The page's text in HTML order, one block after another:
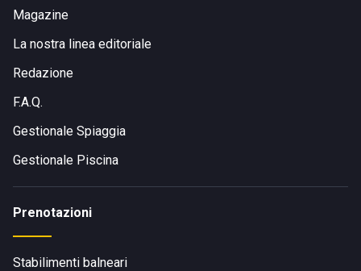
Magazine
La nostra linea editoriale
Redazione
F.A.Q.
Gestionale Spiaggia
Gestionale Piscina
Prenotazioni
Stabilimenti balneari